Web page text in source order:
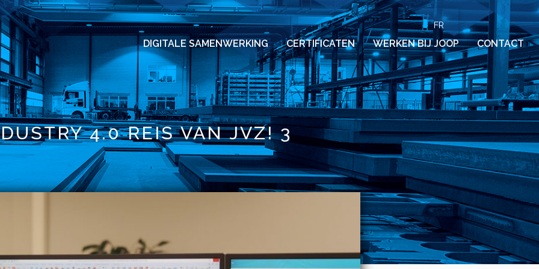
DIGITALE SAMENWERKING CERTIFICATEN WERKEN BIJ JOOP CONTACT
4.0 REIS VAN JVZ! 3
FR